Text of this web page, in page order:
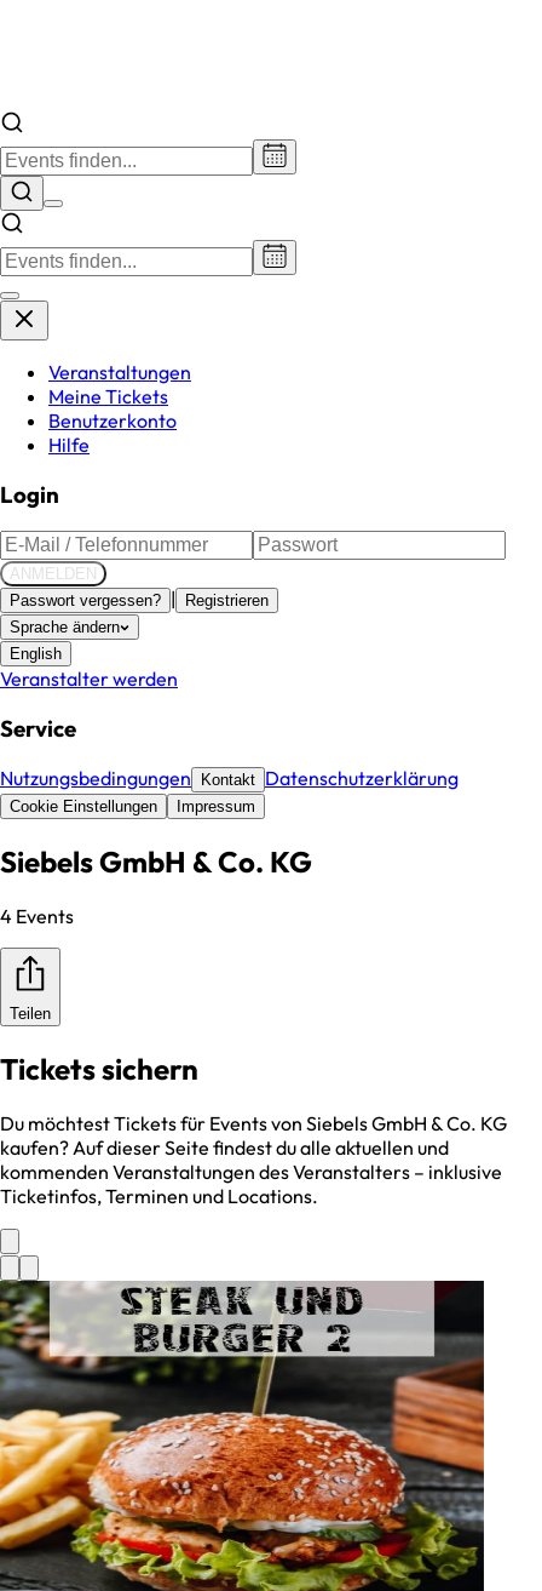
Veranstaltungen
Meine Tickets
Benutzerkonto
Hilfe
Login
ANMELDEN
Passwort vergessen? |
Registrieren
Sprache ändern
English
Veranstalter werden
Service
Nutzungsbedingungen Kontakt Datenschutzerklärung
Cookie Einstellungen Impressum
Siebels GmbH & Co. KG
4 Events
Teilen
Tickets sichern
Du möchtest Tickets für Events von Siebels GmbH & Co. KG
kaufen? Auf dieser Seite findest du alle aktuellen und
kommenden Veranstaltungen des Veranstalters – inklusive
Ticketinfos, Terminen und Locations.